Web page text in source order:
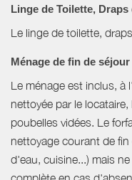
Linge de Toilette,
Le linge de toilette,
Ménage de fin de séjour
Le ménage est inclus, à
nettoyée par le
poubelles vidées. Le
nettoyage courant de
d'eau, cuisine...) mais